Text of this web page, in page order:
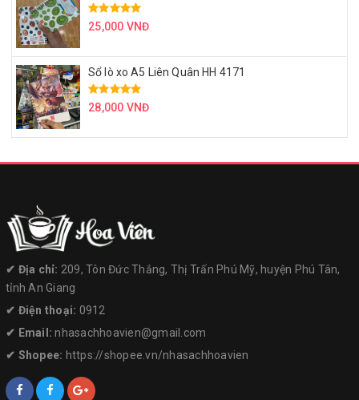
25,000 VNĐ
Sổ lò xo A5 Liên Quân HH 4171
28,000 VNĐ
✔︎ Địa chỉ: 209, Tôn Đức Thắng, Thị Trấn Phú Mỹ, huyện Phú Tân,
tỉnh An Giang
✔︎ Điện thoại: 0912
✔︎ Email:nhasachhoavien@gmail.com
✔︎ Shopee: https://shopee.vn/nhasachhoavien